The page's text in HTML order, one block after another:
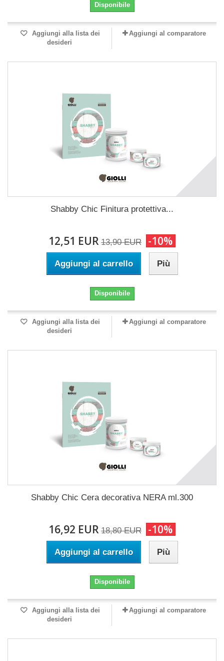
Disponibile
Aggiungi alla lista dei
desideri
Aggiungi al comparatore
Shabby Chic Finitura protettiva...
12,51 EUR 13,90 EUR -10%
Aggiungi al carrello Più
Disponibile
Aggiungi alla lista dei
desideri
Aggiungi al comparatore
Shabby Chic Cera decorativa NERA ml.300
16,92 EUR 18,80 EUR -10%
Aggiungi al carrello Più
Disponibile
Aggiungi alla lista dei
desideri
Aggiungi al comparatore